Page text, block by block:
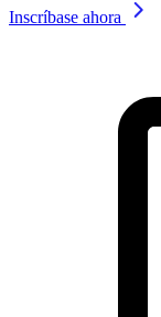
Inscríbase ahora